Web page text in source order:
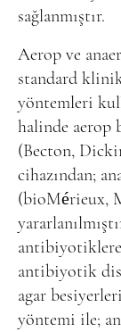
sağlanmıştır.
Aerop ve
standard
yöntemleri
halinde aerop
(Becton,
cihazından;
(bioMérieux,
antibiyotiklere
antibiyotik
agar
yöntemi ile;